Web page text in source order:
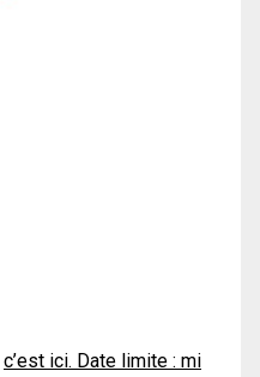
c’est ici. Date limite : mi